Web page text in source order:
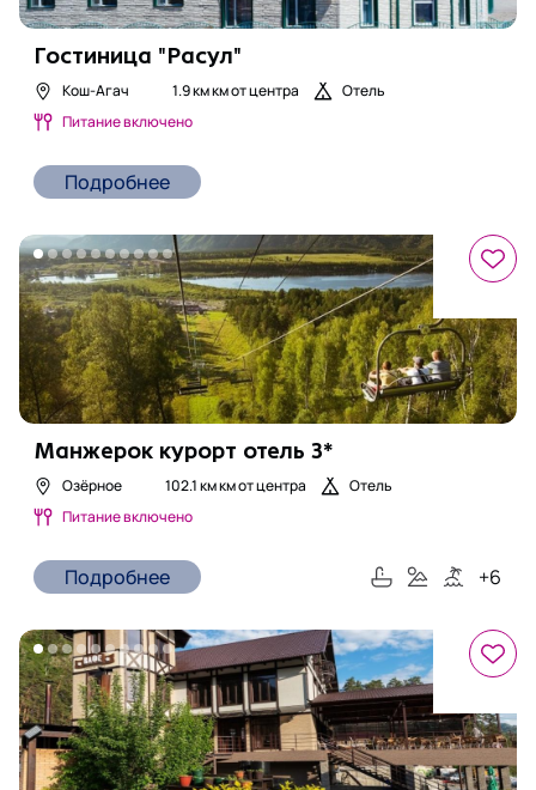
Гостиница "Расул"
Кош-Агач 1.9 кмкм от центра
Отель
Питание включено
Подробнее
Манжерок курорт отель 3*
Озёрное 102.1 кмкм от центра
Отель
Питание включено
Подробнее +6